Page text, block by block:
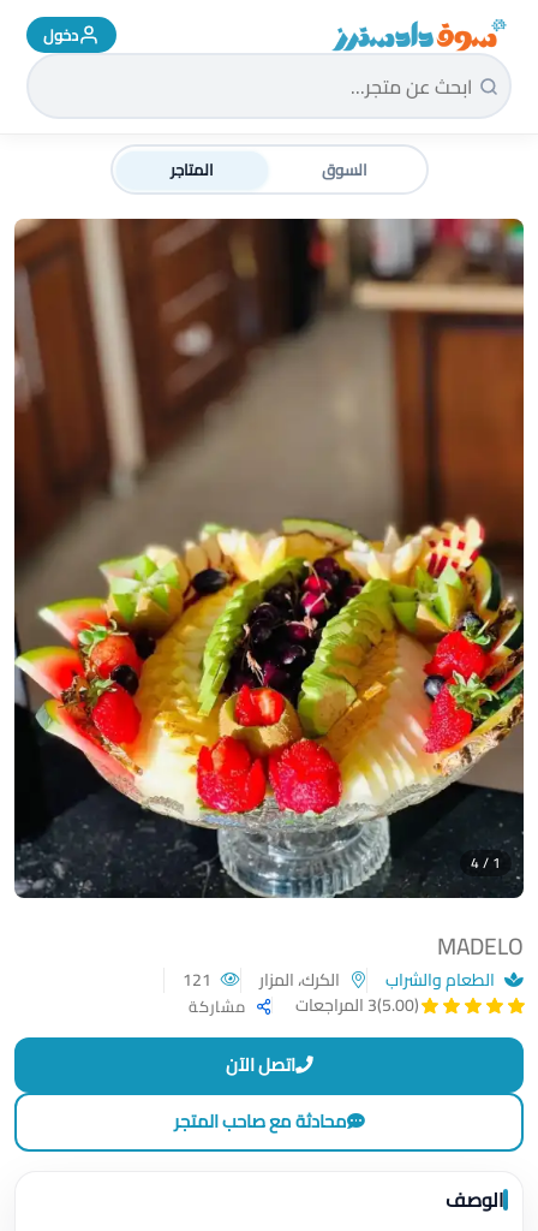
سوق دادسترز الرئيسية دخول
السوق المتاجر
MADELO
الطعام والشراب الكرك، المزار
(5.00)
3 المراجعات مشاركة
1 / 4
اتصل الآن
محادثة مع صاحب المتجر
الوصف